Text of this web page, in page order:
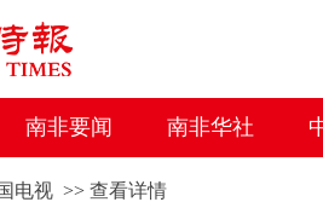
南非要闻 南非华社
电视>> 查看详情